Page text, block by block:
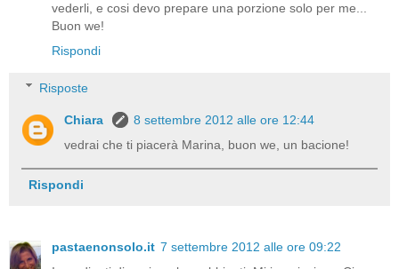
vederli, e cosi devo prepare una porzione solo per me...
Buon we!
Rispondi
Risposte
Chiara
8 settembre 2012 alle ore 12:44
vedrai che ti piacerà Marina, buon we, un bacione!
Rispondi
pastaenonsolo.it 7 settembre 2012 alle ore 09:22